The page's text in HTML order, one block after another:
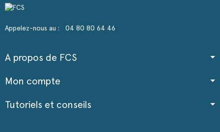
Appelez-nous au : 04 80 80 64 46
A propos de FCS
Mon compte
Tutoriels et conseils